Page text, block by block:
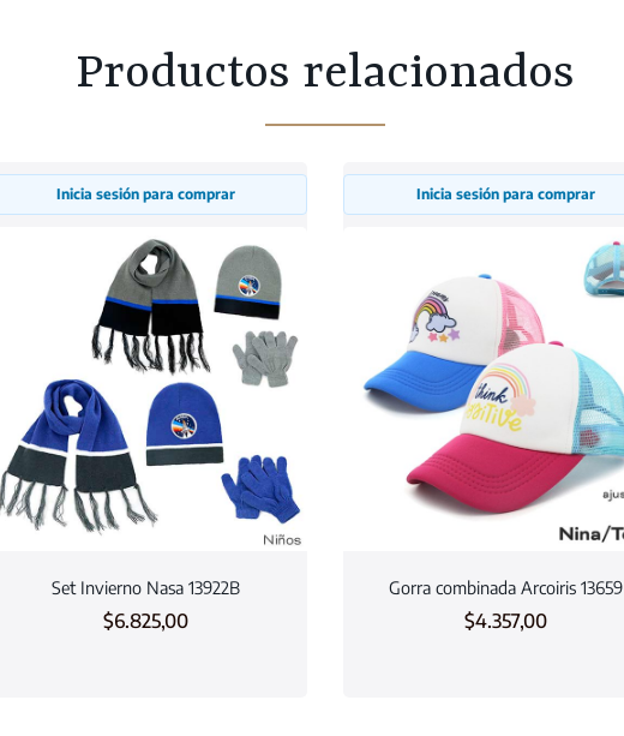
Productos relacionados
Inicia sesión para comprar
Set Invierno Nasa 13922B
$6.825,00
Inicia sesión para comprar
Gorra combinada Arcoiris 13659
$4.357,00